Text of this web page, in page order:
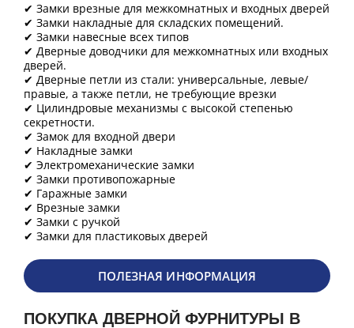
✔ Замки врезные для межкомнатных и входных дверей
✔ Замки накладные для складских помещений.
✔ Замки навесные всех типов
✔ Дверные доводчики для межкомнатных или входных
дверей.
✔ Дверные петли из стали: универсальные, левые/
правые, а также петли, не требующие врезки
✔ Цилиндровые механизмы с высокой степенью
секретности.
✔ Замок для входной двери
✔ Накладные замки
✔ Электромеханические замки
✔ Замки противопожарные
✔ Гаражные замки
✔ Врезные замки
✔ Замки с ручкой
✔ Замки для пластиковых дверей
ПОЛЕЗНАЯ ИНФОРМАЦИЯ
ПОКУПКА ДВЕРНОЙ ФУРНИТУРЫ В